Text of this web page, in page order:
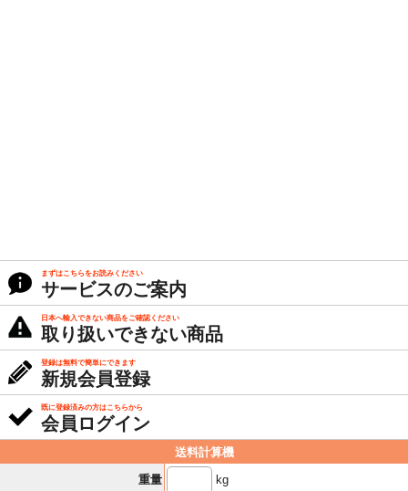
まずはこちらをお読みください
サービスのご案内
日本へ輸入できない商品をご確認ください
取り扱いできない商品
登録は無料で簡単にできます
新規会員登録
既に登録済みの方はこちらから
会員ログイン
送料計算機
重量
kg